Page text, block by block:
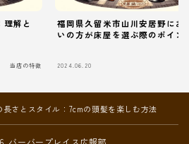
解と
当店の特徴
福岡県久留米市山川安居野にお
いの方が床屋を選ぶ際のポイン
2024.06.20
長さとスタイル：7cmの頭髪を楽しむ方法